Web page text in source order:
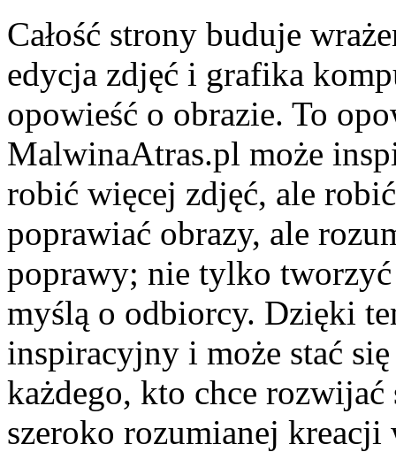
Całość strony buduje
edycja zdjęć i grafika
opowieść o obrazie. To
MalwinaAtras.pl może
robić więcej zdjęć, ale
poprawiać obrazy, ale
poprawy; nie tylko
myślą o odbiorcy. Dzięki
inspiracyjny i może stać
każdego, kto chce
szeroko rozumianej kreacji